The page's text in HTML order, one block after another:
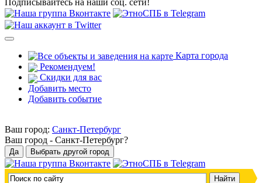
Подписывайтесь на наши соц. сети!
Карта города
Рекомендуем!
Скидки для вас
Добавить место
Добавить событие
Ваш город: Санкт-Петербург
Ваш город - Санкт-Петербург?